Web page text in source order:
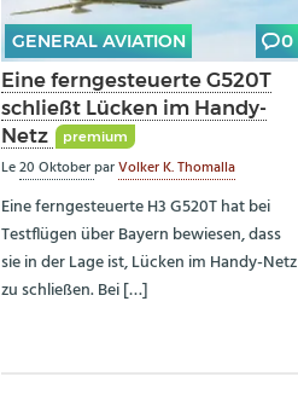
GENERAL AVIATION 0
Eine ferngesteuerte G520T
schließt Lücken im Handy-
Netz
premium
Le20 OktoberparVolker K. Thomalla
Eine ferngesteuerte H3 G520T hat bei
Testflügen über Bayern bewiesen, dass
sie in der Lage ist, Lücken im Handy-Netz
zu schließen. Bei […]